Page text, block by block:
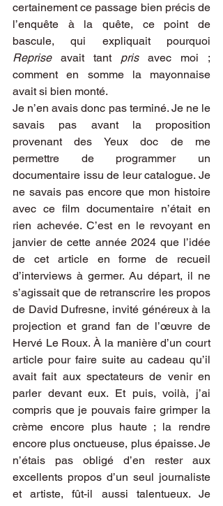
certainement ce passage bien précis de
l’enquête à la quête, ce point de
Reprise avait tant pris avec moi ;
comment en somme la mayonnaise
avait si bien monté.
Je n’en avais donc pas terminé. Je ne le
savais pas avant la proposition
provenant des Yeux doc de me
permettre de programmer un
documentaire issu de leur catalogue. Je
ne savais pas encore que mon histoire
avec ce film documentaire n’était en
rien achevée. C’est en le revoyant en
janvier de cette année 2024 que l’idée
de cet article en forme de recueil
d’interviews à germer. Au départ, il ne
s’agissait que de retranscrire les propos
de David Dufresne, invité généreux à la
projection et grand fan de l’œuvre de
Hervé Le Roux. À la manière d’un court
article pour faire suite au cadeau qu’il
avait fait aux spectateurs de venir en
parler devant eux. Et puis, voilà, j’ai
compris que je pouvais faire grimper la
crème encore plus haute ; la rendre
encore plus onctueuse, plus épaisse. Je
n’étais pas obligé d’en rester aux
excellents propos d’un seul journaliste
et artiste, fût-il aussi talentueux. Je